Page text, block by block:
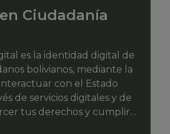
Ciudadanía
es la identidad digital de
bolivianos, mediante la
con el Estado
de servicios digitales y de
tus derechos y cumplir